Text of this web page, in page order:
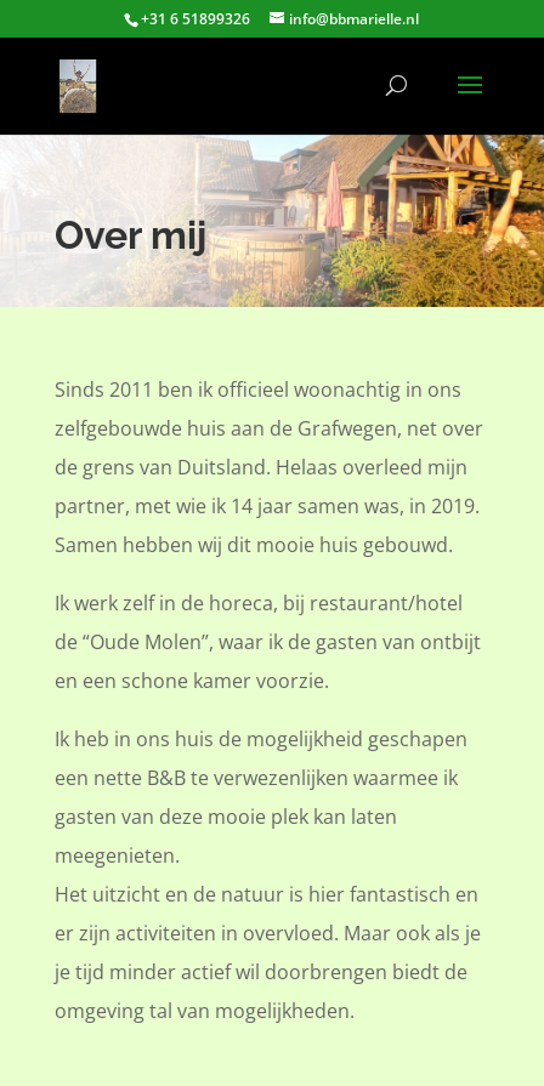
+31 6 51899326 info@bbmarielle.nl
Over mij
Sinds 2011 ben ik officieel woonachtig in ons
zelfgebouwde huis aan de Grafwegen, net over
de grens van Duitsland. Helaas overleed mijn
partner, met wie ik 14 jaar samen was, in 2019.
Samen hebben wij dit mooie huis gebouwd.
Ik werk zelf in de horeca, bij restaurant/hotel
de “Oude Molen”, waar ik de gasten van ontbijt
en een schone kamer voorzie.
Ik heb in ons huis de mogelijkheid geschapen
een nette B&B te verwezenlijken waarmee ik
gasten van deze mooie plek kan laten
meegenieten.
Het uitzicht en de natuur is hier fantastisch en
er zijn activiteiten in overvloed. Maar ook als je
je tijd minder actief wil doorbrengen biedt de
omgeving tal van mogelijkheden.